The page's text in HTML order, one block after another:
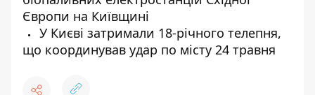
Європи на Київщині
У Києві затримали 18-річного телепня,
що координував удар по місту 24 травня